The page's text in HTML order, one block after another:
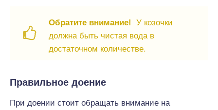
Обратите внимание!
У козочки
должна быть чистая вода в
достаточном количестве.
Правильное доение
При доении стоит обращать внимание на